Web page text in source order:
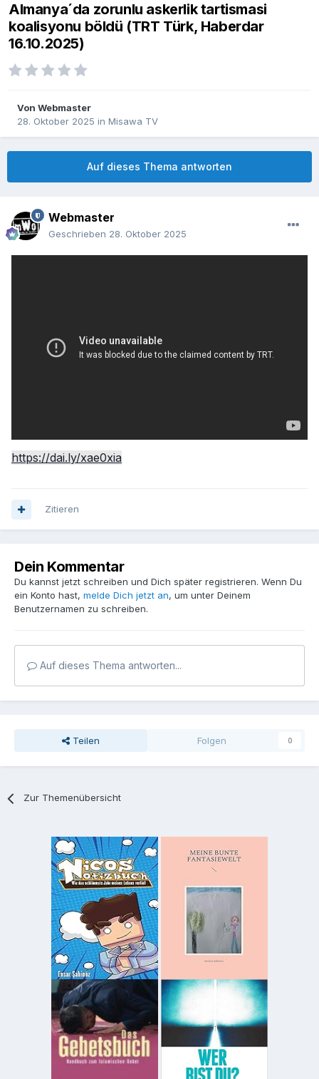
Almanya´da zorunlu askerlik tartismasi
koalisyonu böldü (TRT Türk, Haberdar
16.10.2025)
Von Webmaster
28. Oktober 2025 in Misawa TV
Auf dieses Thema antworten
Webmaster
Geschrieben 28. Oktober 2025
https://dai.ly/xae0xia
Zitieren
Dein Kommentar
Du kannst jetzt schreiben und Dich später registrieren. Wenn Du
ein Konto hast, melde Dich jetzt an, um unter Deinem
Benutzernamen zu schreiben.
Auf dieses Thema antworten...
Teilen Folgen 0
Zur Themenübersicht